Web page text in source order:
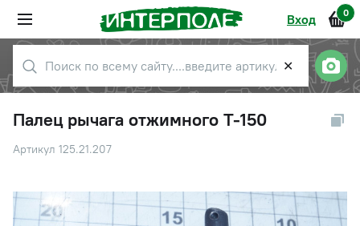
Вход 0
✕
Палец рычага отжимного Т-150
Артикул 125.21.207